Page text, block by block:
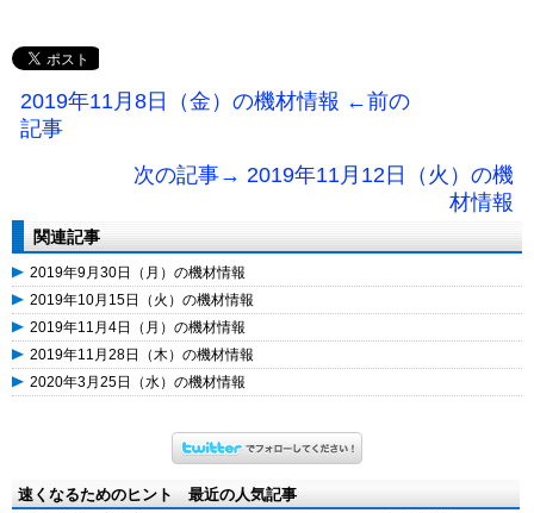
2019年11月8日（金）の機材情報 ←前の
記事
次の記事→ 2019年11月12日（火）の機
材情報
関連記事
2019年9月30日（月）の機材情報
2019年10月15日（火）の機材情報
2019年11月4日（月）の機材情報
2019年11月28日（木）の機材情報
2020年3月25日（水）の機材情報
速くなるためのヒント 最近の人気記事